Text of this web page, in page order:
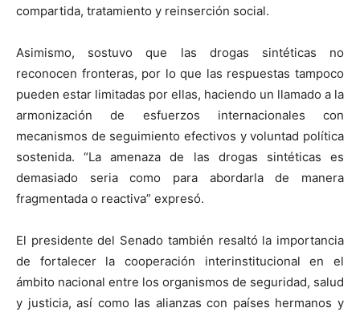
compartida, tratamiento y reinserción social.
Asimismo, sostuvo que las drogas sintéticas no
reconocen fronteras, por lo que las respuestas tampoco
pueden estar limitadas por ellas, haciendo un llamado a la
armonización de esfuerzos internacionales con
mecanismos de seguimiento efectivos y voluntad política
sostenida. “La amenaza de las drogas sintéticas es
demasiado seria como para abordarla de manera
fragmentada o reactiva” expresó.
El presidente del Senado también resaltó la importancia
de fortalecer la cooperación interinstitucional en el
ámbito nacional entre los organismos de seguridad, salud
y justicia, así como las alianzas con países hermanos y